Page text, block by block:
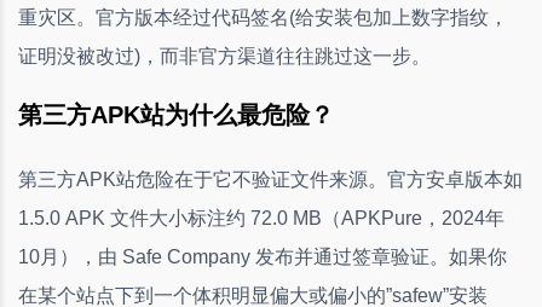
重灾区。官方版本经过代码签名(给安装包加上数字指纹，
证明没被改过)，而非官方渠道往往跳过这一步。
第三方APK站为什么最危险？
第三方APK站危险在于它不验证文件来源。官方安卓版本如
1.5.0 APK 文件大小标注约 72.0 MB（APKPure，2024年
10月），由 Safe Company 发布并通过签章验证。如果你
在某个站点下到一个体积明显偏大或偏小的”safew”安装